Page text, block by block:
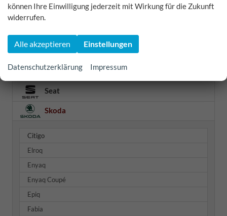
Peugeot
Porsche
Renault
Seat
Skoda
Citigo
Elroq
Enyaq
Enyaq Coupé
Epiq
Fabia
können Ihre Einwilligung jederzeit mit Wirkung für die Zukunft
widerrufen.
Alle akzeptieren Einstellungen
Datenschutzerklärung Impressum